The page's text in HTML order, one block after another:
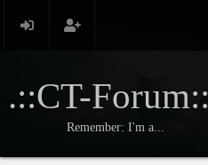
.::CT-
Remember: I'm a...